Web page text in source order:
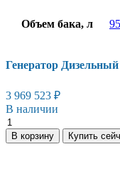
Объем бака, л
Генератор
3 969 523 ₽
В наличии
Генератор
Дизельный
MGE
В корзину Купить